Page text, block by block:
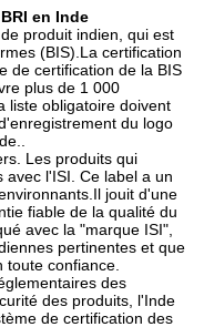
en Inde
produit indien, qui est
(BIS).La certification
de certification de la BIS
plus de 1 000
liste obligatoire doivent
du logo
Les produits qui
avec l'ISI. Ce label a un
jouit d'une
fiable de la qualité du
avec la "marque ISI",
pertinentes et que
confiance.
des
des produits, l'Inde
de certification des